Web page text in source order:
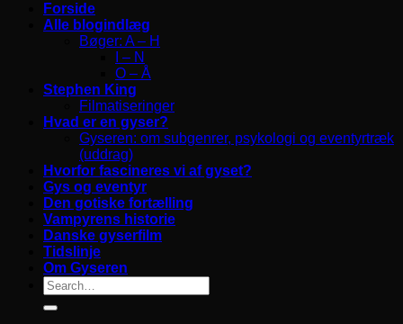
Forside
Alle blogindlæg
Bøger: A – H
I – N
O – Å
Stephen King
Filmatiseringer
Hvad er en gyser?
Gyseren: om subgenrer, psykologi og eventyrtræk
(uddrag)
Hvorfor fascineres vi af gyset?
Gys og eventyr
Den gotiske fortælling
Vampyrens historie
Danske gyserfilm
Tidslinje
Om Gyseren